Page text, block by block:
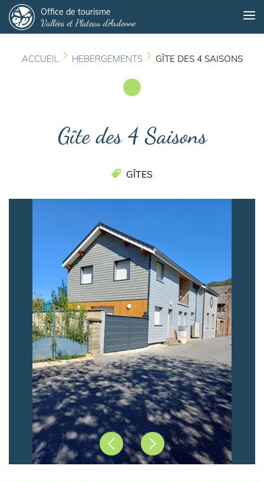
au
contenu
principal
Office de tourisme
Vallées et Plateau d'Ardenne
ACCUEIL HEBERGEMENTS GÎTE DES 4 SAISONS
Gîte des 4 Saisons
GÎTES
PrécédentSuivant
Panneau de gestion des cookies